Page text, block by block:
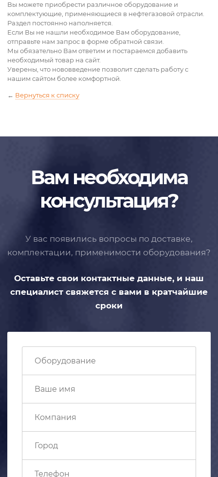
Вы можете приобрести различное оборудование и
комплектующие, применяющиеся в нефтегазовой отрасли.
Раздел постоянно наполняется.
Если Вы не нашли необходимое Вам оборудование,
отправьте нам запрос в форме обратной связи.
Мы обязательно Вам ответим и постараемся добавить
необходимый товар на сайт.
Уверены, что нововведение позволит сделать работу с
нашим сайтом более комфортной.
← Вернуться к списку
Вам необходима
консультация?
У вас появились вопросы по доставке,
комплектации, применимости оборудования?
Оставьте свои контактные данные, и наш
специалист свяжется с вами в кратчайшие
сроки